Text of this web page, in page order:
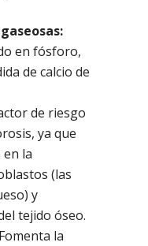
en fósforo,
de calcio de
de riesgo
ya que
la
(las
y
tejido óseo.
Fomenta la